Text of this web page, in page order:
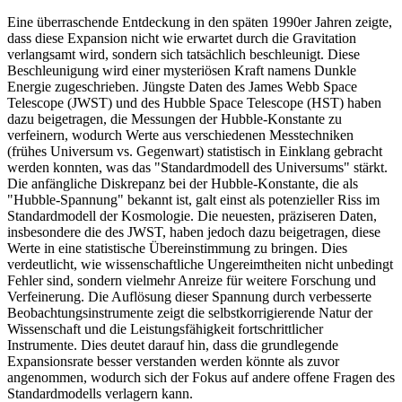
Eine überraschende Entdeckung in den späten 1990er Jahren zeigte,
dass diese Expansion nicht wie erwartet durch die Gravitation
verlangsamt wird, sondern sich tatsächlich beschleunigt. Diese
Beschleunigung wird einer mysteriösen Kraft namens Dunkle
Energie zugeschrieben. Jüngste Daten des James Webb Space
Telescope (JWST) und des Hubble Space Telescope (HST) haben
dazu beigetragen, die Messungen der Hubble-Konstante zu
verfeinern, wodurch Werte aus verschiedenen Messtechniken
(frühes Universum vs. Gegenwart) statistisch in Einklang gebracht
werden konnten, was das "Standardmodell des Universums" stärkt.
Die anfängliche Diskrepanz bei der Hubble-Konstante, die als
"Hubble-Spannung" bekannt ist, galt einst als potenzieller Riss im
Standardmodell der Kosmologie. Die neuesten, präziseren Daten,
insbesondere die des JWST, haben jedoch dazu beigetragen, diese
Werte in eine statistische Übereinstimmung zu bringen. Dies
verdeutlicht, wie wissenschaftliche Ungereimtheiten nicht unbedingt
Fehler sind, sondern vielmehr Anreize für weitere Forschung und
Verfeinerung. Die Auflösung dieser Spannung durch verbesserte
Beobachtungsinstrumente zeigt die selbstkorrigierende Natur der
Wissenschaft und die Leistungsfähigkeit fortschrittlicher
Instrumente. Dies deutet darauf hin, dass die grundlegende
Expansionsrate besser verstanden werden könnte als zuvor
angenommen, wodurch sich der Fokus auf andere offene Fragen des
Standardmodells verlagern kann.